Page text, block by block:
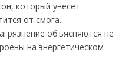
который унесёт
от смога.
объясняются не
на энергетическом